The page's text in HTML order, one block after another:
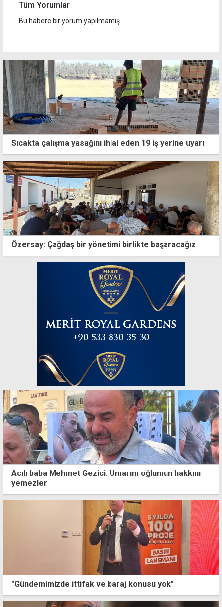
Tüm Yorumlar
Bu habere bir yorum yapılmamış.
Sıcakta çalışma yasağını ihlal eden 19 iş yerine uyarı
Özersay: Çağdaş bir yönetimi birlikte başaracağız
Acılı baba Mehmet Gezici: Umarım oğlumun hakkını
yemezler
"Gündemimizde ittifak ve baraj konusu yok"